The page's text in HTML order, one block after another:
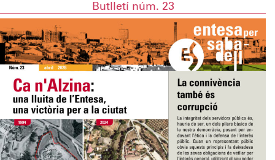
Butlletí núm. 23